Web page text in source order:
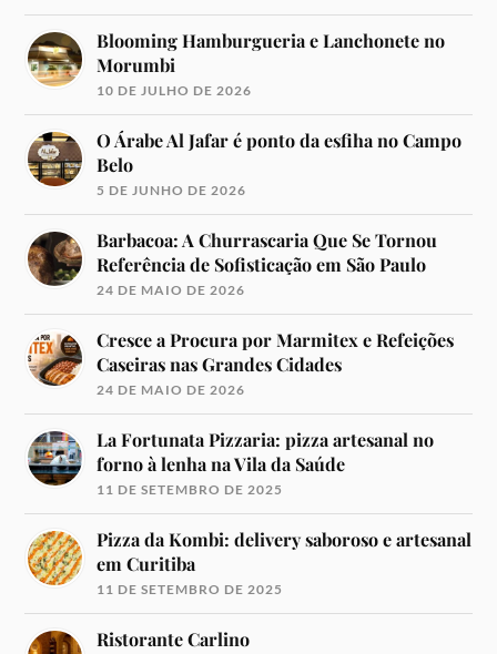
Blooming Hamburgueria e Lanchonete no
Morumbi
10 DE JULHO DE 2026
O Árabe Al Jafar é ponto da esfiha no Campo
Belo
5 DE JUNHO DE 2026
Barbacoa: A Churrascaria Que Se Tornou
Referência de Sofisticação em São Paulo
24 DE MAIO DE 2026
Cresce a Procura por Marmitex e Refeições
Caseiras nas Grandes Cidades
24 DE MAIO DE 2026
La Fortunata Pizzaria: pizza artesanal no
forno à lenha na Vila da Saúde
11 DE SETEMBRO DE 2025
Pizza da Kombi: delivery saboroso e artesanal
em Curitiba
11 DE SETEMBRO DE 2025
Ristorante Carlino